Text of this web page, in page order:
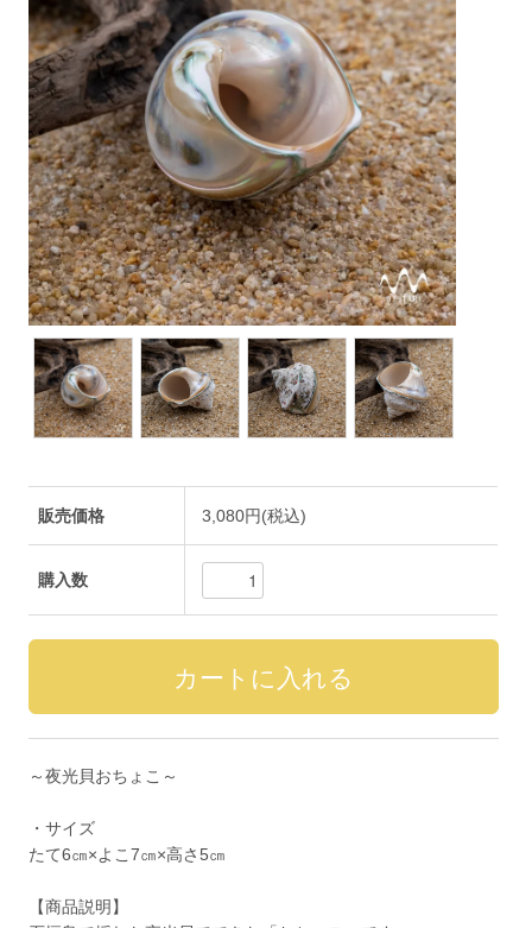
販売価格 3,080円(税込)
購入数
～夜光貝おちょこ～
・サイズ
たて6㎝×よこ7㎝×高さ5㎝
【商品説明】